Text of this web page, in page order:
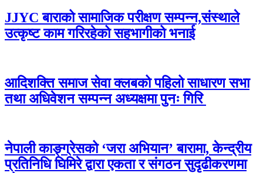
JJYC बाराको सामाजिक परीक्षण सम्पन्न,संस्थाले
उत्कृष्ट काम गरिरहेको सहभागीको भनाई
आदिशक्ति समाज सेवा क्लबको पहिलो साधारण सभा
तथा अधिवेशन सम्पन्न अध्यक्षमा पुनः गिरि
नेपाली काङ्ग्रेसको ‘जरा अभियान’ बारामा, केन्द्रीय
प्रतिनिधि घिमिरे द्वारा एकता र संगठन सुदृढीकरणमा